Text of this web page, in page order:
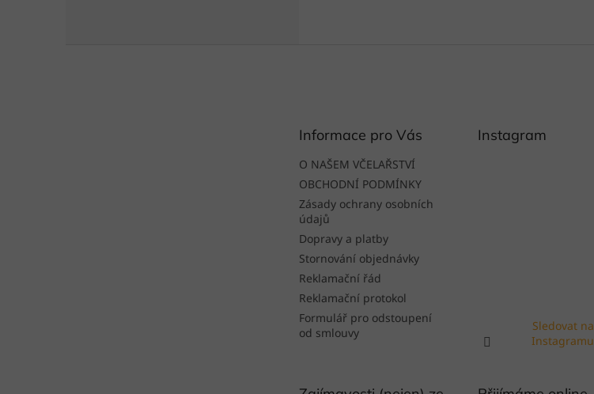
Informace pro Vás
O NAŠEM VČELAŘSTVÍ
OBCHODNÍ PODMÍNKY
Zásady ochrany osobních
údajů
Dopravy a platby
Stornování objednávky
Reklamační řád
Reklamační protokol
Formulář pro odstoupení
od smlouvy
Instagram
Sledovat na
Instagramu